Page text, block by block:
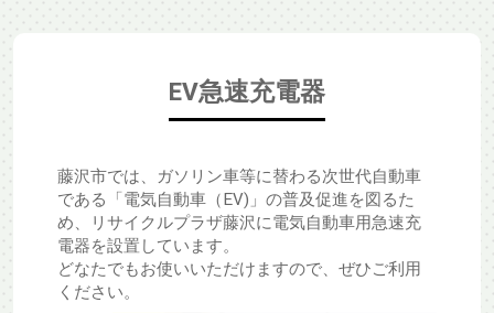
EV急速充電器
藤沢市では、ガソリン車等に替わる次世代自動車
である「電気自動車（EV)」の普及促進を図るた
め、リサイクルプラザ藤沢に電気自動車用急速充
電器を設置しています。
どなたでもお使いいただけますので、ぜひご利用
ください。